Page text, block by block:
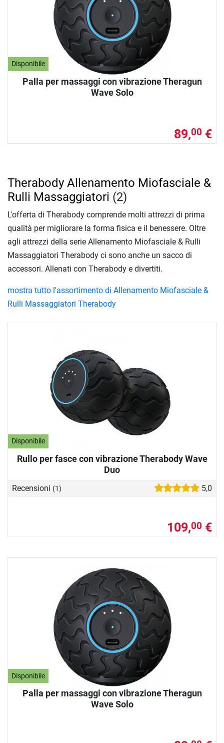
Disponibile
Palla per massaggi con vibrazione Theragun
Wave Solo
89,00 €
Disponibile
Rullo per fasce con vibrazione Therabody Wave
Duo
Recensioni (1) 5,0
109,00 €
Disponibile
Palla per massaggi con vibrazione Theragun
Wave Solo
Therabody Allenamento Miofasciale &
Rulli Massaggiatori (2)
L'offerta di Therabody comprende molti attrezzi di prima
qualità per migliorare la forma fisica e il benessere. Oltre
agli attrezzi della serie Allenamento Miofasciale & Rulli
Massaggiatori Therabody ci sono anche un sacco di
accessori. Allenati con Therabody e divertiti.
mostra tutto l'assortimento di Allenamento Miofasciale &
Rulli Massaggiatori Therabody